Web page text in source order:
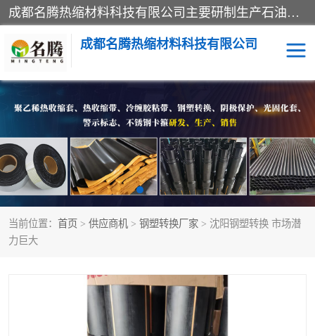
成都名腾热缩材料科技有限公司​主要研制生产石油、气钢质管道、管件的防腐、补伤、补口、市政排水、塑料检查井等用热缩套及市政排水管道不锈钢卡箍。产品包含：不锈钢卡箍、钢塑转换、光固化套、聚乙烯热收缩带、聚乙烯热收缩套、冷缠胶粘带、热收缩套、热收缩带、热收缩缠绕带、防腐热收缩带、热缩缠绕带、热缩套、热缩带等。
成都名腾热缩材料科技有限公司
当前位置： 首页 > 供应商机 > 钢塑转换厂家 > 沈阳钢塑转换 市场潜
力巨大
热收缩套（闭口套） 热收缩带（开口套）
热收缩缠绕带 穿墙热缩套管
冷缠胶粘带 光敏固化玻璃钢保护套
燃气管网钢塑转换过渡接 电缆热缩附件